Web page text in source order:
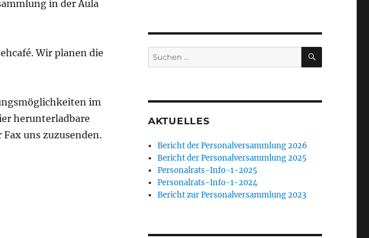
in der Aula
Wir planen die
im
herunterladbare
uns zuzusenden.
Suchen
nach:
SUCHEN
AKTUELLES
Bericht der Personalversammlung 2026
Bericht der Personalversammlung 2025
Personalrats-Info-1-2025
Personalrats-Info-1-2024
Bericht zur Personalversammlung 2023